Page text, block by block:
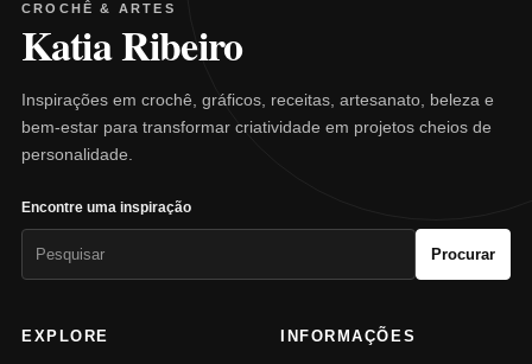
CROCHÊ & ARTES
Katia Ribeiro
Inspirações em crochê, gráficos, receitas, artesanato, beleza e
bem-estar para transformar criatividade em projetos cheios de
personalidade.
Encontre uma inspiração
Procurar
EXPLORE INFORMAÇÕES